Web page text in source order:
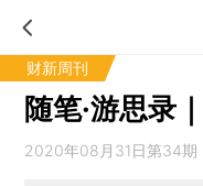
财新周刊
随笔·游思录
2020年08月31日第34期